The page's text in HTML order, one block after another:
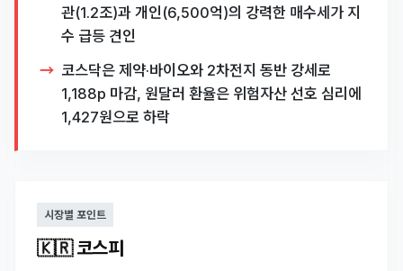
관(1.2조)과 개인(6,500억)의 강력한 매수세가 지
수 급등 견인
코스닥은 제약·바이오와 2차전지 동반 강세로
1,188p 마감, 원달러 환율은 위험자산 선호 심리에
1,427원으로 하락
시장별 포인트
🇰🇷 코스피